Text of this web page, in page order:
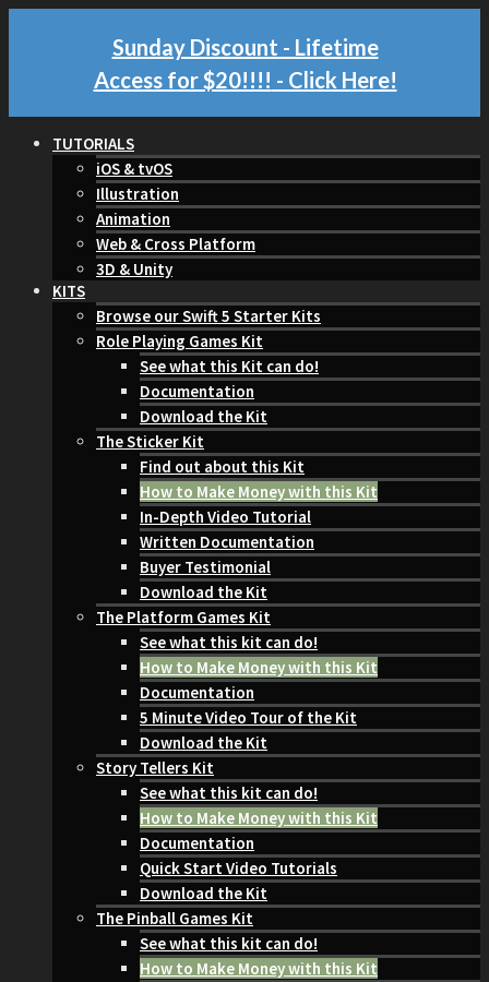
Sunday Discount - Lifetime
Access for $20!!!! - Click Here!
TUTORIALS
iOS & tvOS
Illustration
Animation
Web & Cross Platform
3D & Unity
KITS
Browse our Swift 5 Starter Kits
Role Playing Games Kit
See what this Kit can do!
Documentation
Download the Kit
The Sticker Kit
Find out about this Kit
How to Make Money with this Kit
In-Depth Video Tutorial
Written Documentation
Buyer Testimonial
Download the Kit
The Platform Games Kit
See what this kit can do!
How to Make Money with this Kit
Documentation
5 Minute Video Tour of the Kit
Download the Kit
Story Tellers Kit
See what this kit can do!
How to Make Money with this Kit
Documentation
Quick Start Video Tutorials
Download the Kit
The Pinball Games Kit
See what this kit can do!
How to Make Money with this Kit